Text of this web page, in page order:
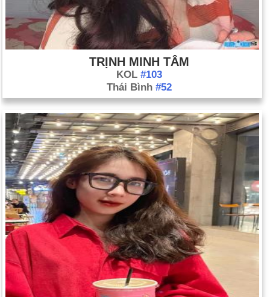
TRỊNH MINH TÂM
KOL #103
Thái Bình #52